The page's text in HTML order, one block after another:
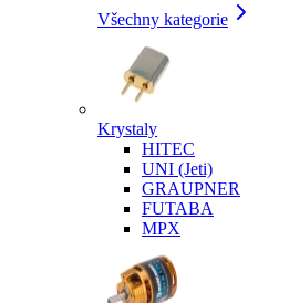
Všechny kategorie
Krystaly
HITEC
UNI (Jeti)
GRAUPNER
FUTABA
MPX